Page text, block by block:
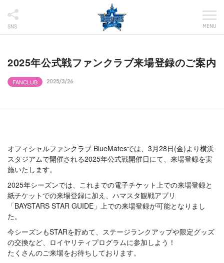
SNS MENU
2025年公式戦ファンクラブ来場登録のご案内
FANCLUB 2025/3/26
オフィシャルファンクラブ BlueMatesでは、3月28日(金)より横浜
スタジアムで開催される2025年公式戦開催日にて、来場登録を実
施いたします。
2025年シーズンでは、これまでの電子チケット上での来場登録と
紙チケットでの来場登録に加え、ハマスタ観戦アプリ
「BAYSTARS STAR GUIDE」上での来場登録が可能となりまし
た。
今シーズンもSTARを貯めて、ステージランクアップや限定グッズ
の交換など、ロイヤリティプログラムに参加しよう！
たくさんのご来場をお待ちしております。